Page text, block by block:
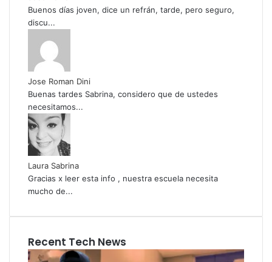
Buenos días joven, dice un refrán, tarde, pero seguro,
discu...
Jose Roman Dini
Buenas tardes Sabrina, considero que de ustedes
necesitamos...
Laura Sabrina
Gracias x leer esta info , nuestra escuela necesita
mucho de...
Recent Tech News